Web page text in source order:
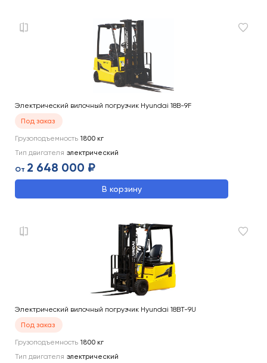
Электрический вилочный погрузчик Hyundai 18B-9F
Под заказ
Грузоподъемность 1800 кг
Тип двигателя электрический
От 2 648 000 ₽
В корзину
Электрический вилочный погрузчик Hyundai 18BT-9U
Под заказ
Грузоподъемность 1800 кг
Тип двигателя электрический